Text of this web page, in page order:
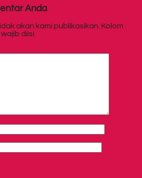
Anda
akan kami publikasikan. Kolom
diisi.